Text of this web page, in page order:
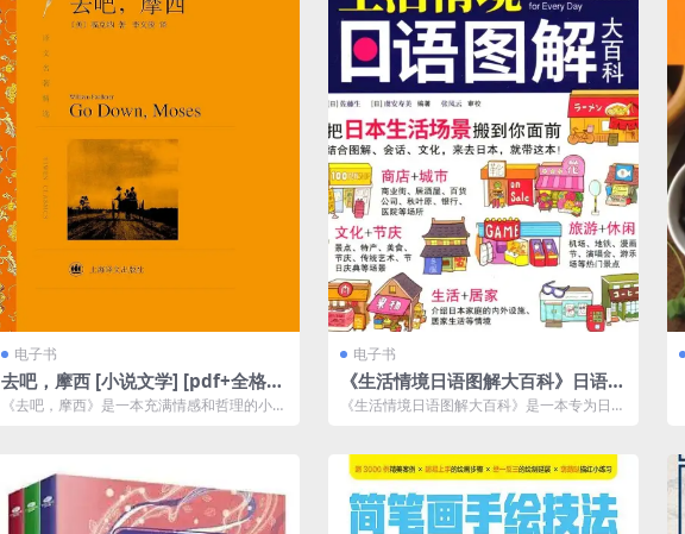
电子书
去吧，摩西 [ 小说文学] [pdf+全格
式]
《去吧，摩西》是一本充满情感和哲理的小
电子书
《生活情境日语图解大百科》日语爱
好者必备[pdf]
《生活情境日语图解大百科》是一本专为日语